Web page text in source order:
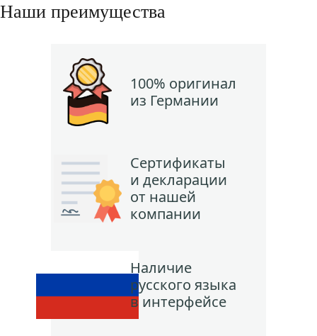
Наши преимущества
100% оригинал
из Германии
Сертификаты
и декларации
от нашей
компании
Наличие
русского языка
в интерфейсе